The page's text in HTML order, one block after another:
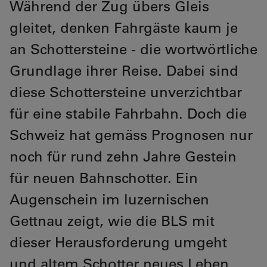
Während der Zug übers Gleis
gleitet, denken Fahrgäste kaum je
an Schottersteine - die wortwörtliche
Grundlage ihrer Reise. Dabei sind
diese Schottersteine unverzichtbar
für eine stabile Fahrbahn. Doch die
Schweiz hat gemäss Prognosen nur
noch für rund zehn Jahre Gestein
für neuen Bahnschotter. Ein
Augenschein im luzernischen
Gettnau zeigt, wie die BLS mit
dieser Herausforderung umgeht
und altem Schotter neues Leben